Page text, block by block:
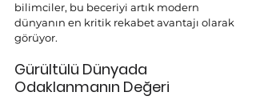
bilimciler, bu beceriyi artık modern
dünyanın en kritik rekabet avantajı olarak
görüyor.
Gürültülü Dünyada
Odaklanmanın Değeri